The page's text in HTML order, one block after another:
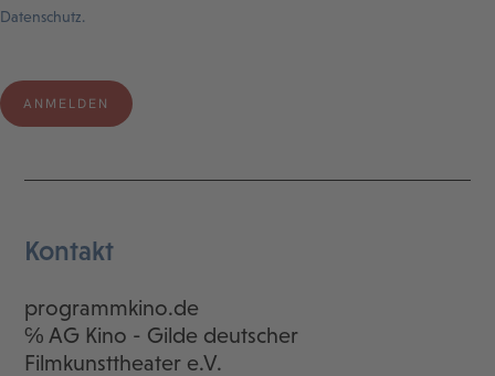
Datenschutz.
Kontakt
programmkino.de
℅ AG Kino - Gilde deutscher
Filmkunsttheater e.V.